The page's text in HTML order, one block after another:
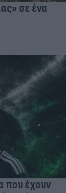
σε ένα
που έχουν